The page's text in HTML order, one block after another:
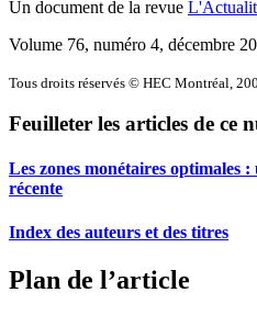
Un document de la revue
Volume 76, numéro 4, décembre
Tous droits réservés © HEC Montréal,
Feuilleter les articles de ce
Les zones monétaires optimales
récente
Index des auteurs et des titres
Plan de l’article